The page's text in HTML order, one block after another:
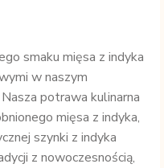
smaku mięsa z indyka
w naszym
potrawa kulinarna
mięsa z indyka,
szynki z indyka
z nowoczesnością,